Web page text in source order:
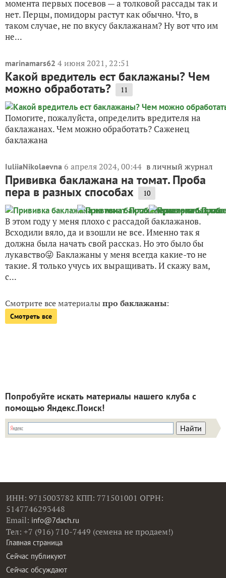
момента первых посевов — а толковой рассады так и
нет. Перцы, помидоры растут как обычно. Что, в
таком случае, не по вкусу баклажанам? Ну вот что им
не...
marinamars62 4 июня 2021, 22:51
Какой вредитель ест баклажаны? Чем
можно обработать? 11
Помогите, пожалуйста, определить вредителя на
баклажанах. Чем можно обработать? Саженец
баклажана
IuliiaNikolaevna 6 апреля 2024, 00:44 в личный журнал
Прививка баклажана на томат. Проба
пера в разных способах 10
В этом году у меня плохо с рассадой баклажанов.
Всходили вяло, да и взошли не все. Именно так я
должна была начать свой рассказ. Но это было бы
лукавство😜 Баклажаны у меня всегда какие-то не
такие. Я только учусь их выращивать. И скажу вам,
с...
Смотрите все материалыпро баклажаны:
Смотреть все
Попробуйте искать материалы нашего клуба с
помощью Яндекс.Поиск!
ИНН: 9715003782 КПП: 771501001 ОГРН:
5147746293448
Email: info@7dach.ru
Тел: +7 (916) 710-7449 (семена не продаем!)
Главная страница
Сейчас публикуют
Сейчас обсуждают